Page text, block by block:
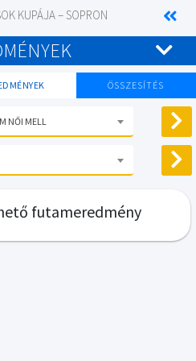
KUPÁJA – SOPRON
ÖSSZESÍTÉS
NŐI MELL
futameredmény